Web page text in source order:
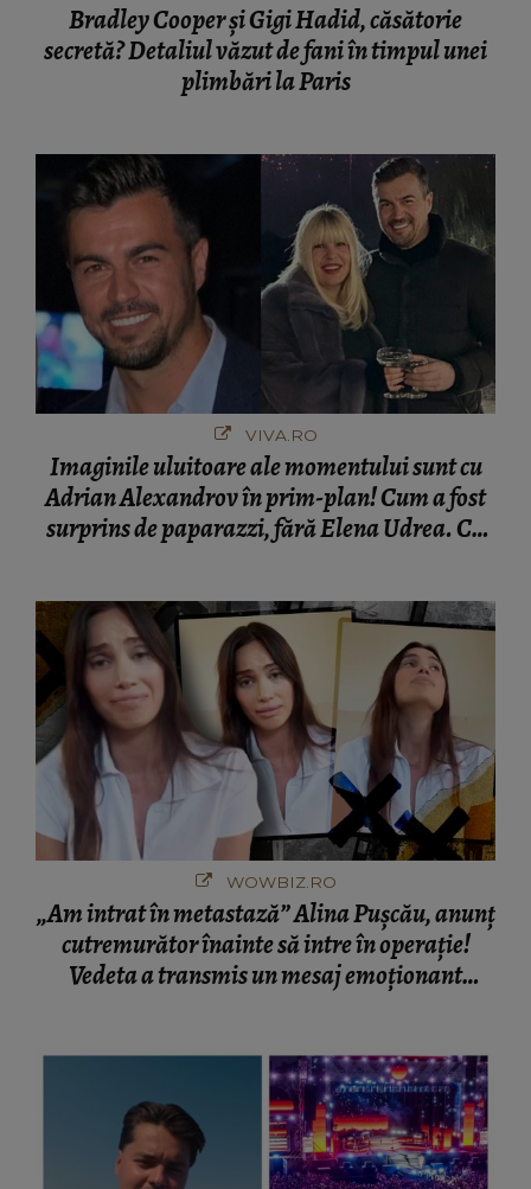
Bradley Cooper și Gigi Hadid, căsătorie
secretă? Detaliul văzut de fani în timpul unei
plimbări la Paris
VIVA.RO
Imaginile uluitoare ale momentului sunt cu
Adrian Alexandrov în prim-plan! Cum a fost
surprins de paparazzi, fără Elena Udrea. Cu
WOWBIZ.RO
„Am intrat în metastază” Alina Pușcău, anunț
cutremurător înainte să intre în operație!
Vedeta a transmis un mesaj emoționant